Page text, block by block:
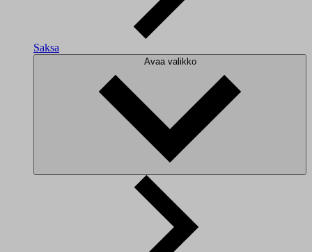
Saksa
Avaa valikko